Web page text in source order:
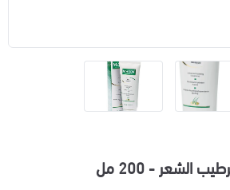
- 200 مل